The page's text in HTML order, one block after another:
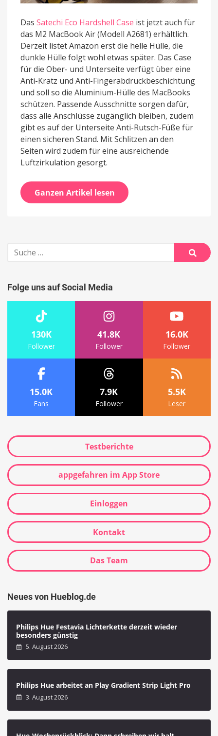
Das Satechi Eco Hardshell Case ist jetzt auch für
das M2 MacBook Air (Modell A2681) erhältlich.
Derzeit listet Amazon erst die helle Hülle, die
dunkle Hülle folgt wohl etwas später. Das Case
für die Ober- und Unterseite verfügt über eine
Anti-Kratz und Anti-Fingerabdruckbeschichtung
und soll so die Aluminium-Hülle des MacBooks
schützen. Passende Ausschnitte sorgen dafür,
dass alle Anschlüsse zugänglich bleiben, zudem
gibt es auf der Unterseite Anti-Rutsch-Füße für
einen sicheren Stand. Mit Schlitzen an den
Seiten wird zudem für eine ausreichende
Luftzirkulation gesorgt.
Ganzen Artikel lesen
Suche
nach:
Suche
Folge uns auf Social Media
130K
Follower
41.8K
Follower
16.0K
Follower
15.0K
Fans
7.9K
Follower
5.5K
Leser
Testberichte
appgefahren im App Store
Einloggen
Kontakt
Das Team
Neues von Hueblog.de
Philips Hue Festavia Lichterkette derzeit wieder
besonders günstig
5. August 2026
Philips Hue arbeitet an Play Gradient Strip Light Pro
3. August 2026